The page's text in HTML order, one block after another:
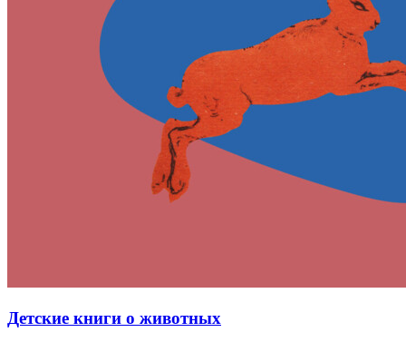
Детские книги о животных